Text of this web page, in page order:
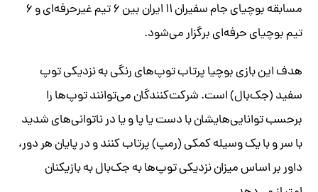
مسابقه بوچیای جام سفیران ۱۱ ایران بین ۶ تیم غیرحرفه‌ای و ۶
تیم بوچیای حرفه‌ای برگزار می‌شود.
هدف این بازی بوچیا پرتاب توپ‌های رنگی به نزدیکی توپ
سفید (جک‌بال) است. شرکت‌کنندگان می‌توانند توپ‌ها را
برحسب توانایی‌هایشان با دست یا پا و یا در ناتوانی‌های شدید
با سر و با یک وسیله‌ کمکی (رمپ) پرتاب کنند و در پایان هر دور،
داور بر اساس میزان نزدیکی توپ‌ها به جک‌بال به بازیکنان